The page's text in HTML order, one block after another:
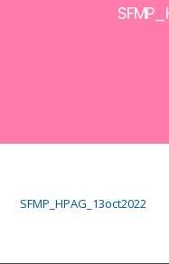
SFMP_HPAG_13oct2022